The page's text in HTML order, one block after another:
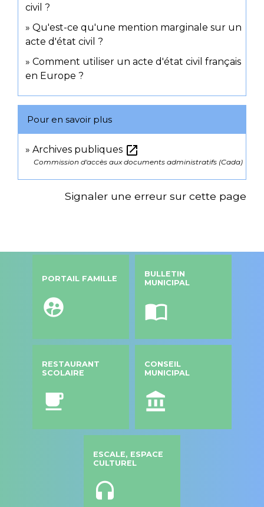
civil ?
Qu'est-ce qu'une mention marginale sur un
acte d'état civil ?
Comment utiliser un acte d'état civil français
en Europe ?
Pour en savoir plus
Archives publiques open_in_new
Commission d'accès aux documents administratifs (Cada)
Signaler une erreur sur cette page
PORTAIL FAMILLE
supervised_user_circle
BULLETIN
MUNICIPAL
import_contacts
RESTAURANT
SCOLAIRE
local_cafe
CONSEIL
MUNICIPAL
account_balance
ESCALE, ESPACE
CULTUREL
headset